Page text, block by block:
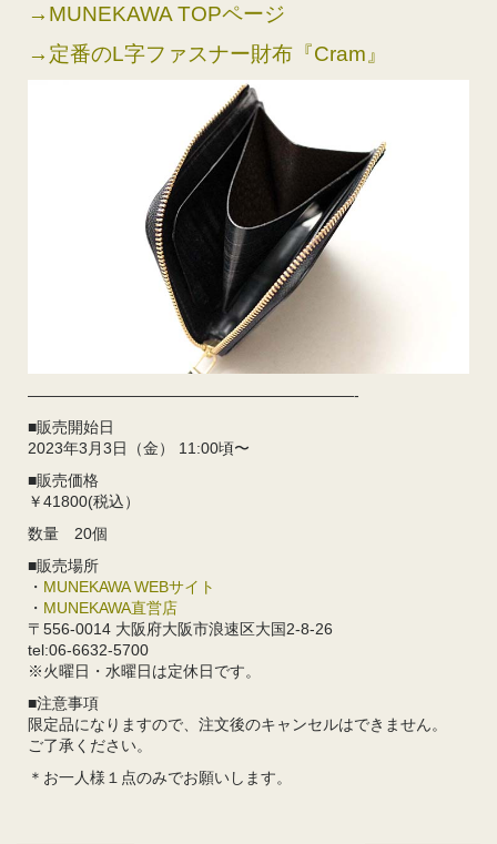
→MUNEKAWA TOPページ
→定番のL字ファスナー財布『Cram』
—————————————————————-
■販売開始日
2023年3月3日（金） 11:00頃〜
■販売価格
￥41800(税込）
数量 20個
■販売場所
・ MUNEKAWA WEBサイト
・ MUNEKAWA直営店
〒556-0014 大阪府大阪市浪速区大国2-8-26
tel:06-6632-5700
※火曜日・水曜日は定休日です。
■注意事項
限定品になりますので、注文後のキャンセルはできません。
ご了承ください。
＊お一人様１点のみでお願いします。